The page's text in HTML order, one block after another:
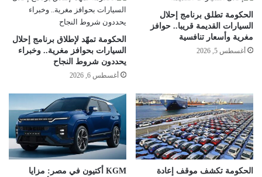
الحكومة تطلق برنامج إحلال
السيارات القديمة قريبا.. حوافز
مغرية وأسعار تنافسية
أغسطس 5, 2026
الحكومة تمهّد لإطلاق برنامج إحلال
السيارات بحوافز مغرية.. وخبراء
يحددون شروط النجاح
أغسطس 6, 2026
الحكومة تكشف موقف إعادة
KGM أكتيون في مصر: مزايا